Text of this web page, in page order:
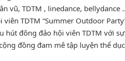
vũ, TDTM , linedance, bellydance
TDTM “Summer Outdoor
hút đông đảo hội viên TDTM với
đồng đam mê tập luyện thể